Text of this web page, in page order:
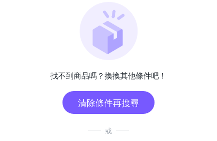
找不到商品嗎？換換其他條件吧！
清除條件再搜尋
或